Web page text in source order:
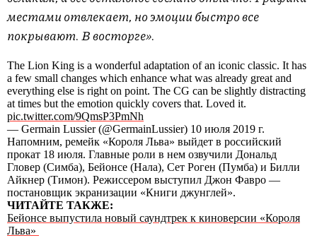
местами отвлекает, но эмоции быстро все
покрывают. В восторге».
The Lion King is a wonderful adaptation of an iconic classic. It has
a few small changes which enhance what was already great and
everything else is right on point. The CG can be slightly distracting
at times but the emotion quickly covers that. Loved it.
pic.twitter.com/9QmsP3PmNh
— Germain Lussier (@GermainLussier) 10 июля 2019 г.
Напомним, ремейк «Короля Льва» выйдет в российский
прокат 18 июля. Главные роли в нем озвучили Дональд
Гловер (Симба), Бейонсе (Нала), Сет Роген (Пумба) и Билли
Айкнер (Тимон). Режиссером выступил Джон Фавро —
постановщик экранизации «Книги джунглей».
ЧИТАЙТЕ ТАКЖЕ:
Бейонсе выпустила новый саундтрек к киноверсии «Короля
Льва»